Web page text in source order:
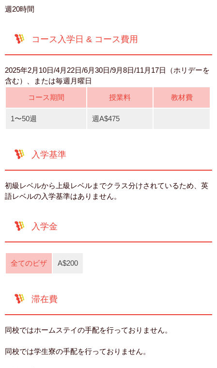
週20時間
コース入学日 & コース費用
2025年2月10日/4月22日/6月30日/9月8日/11月17日（ホリデーを
含む）、または毎週月曜日
コース期間
授業料 教材費
1〜50週 週A$475
入学基準
初級レベルから上級レベルまでクラス分けされているため、英
語レベルの入学基準はありません。
入学金
全てのビザ A$200
滞在費
同校ではホームステイの手配を行っておりません。
同校では学生寮の手配を行っておりません。